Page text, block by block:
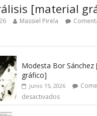
[material
Massiel Pirela
Modesta Bor Sánchez
gráfico]
junio 15, 2026
desactivados